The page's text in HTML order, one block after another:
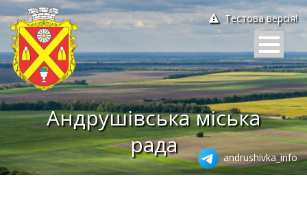
Тестова версія!
Андрушівська міська
рада
andrushivka_info